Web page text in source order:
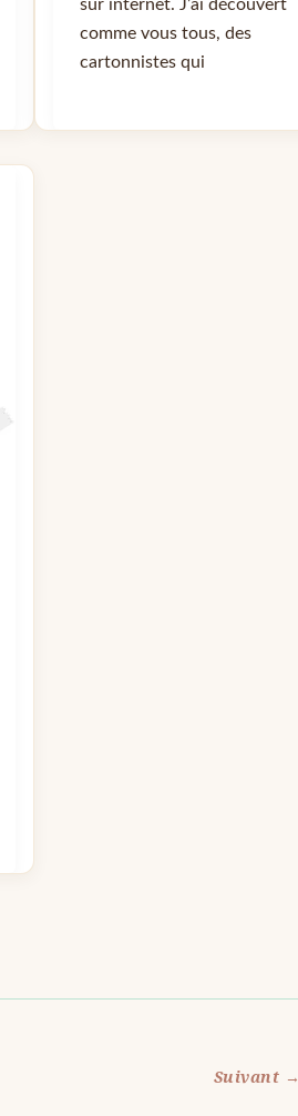
sur internet. J’ai découvert
comme vous tous, des
cartonnistes qui
Suivant →